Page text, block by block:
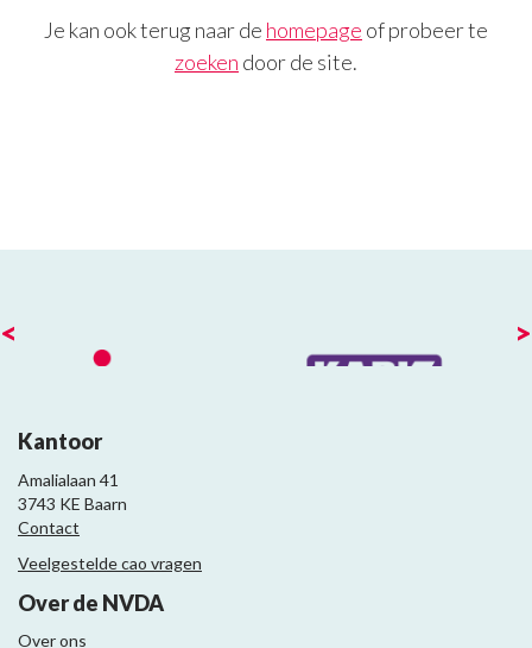
Je kan ook terug naar de homepage of probeer te
zoeken door de site.
< >
Kantoor
Amalialaan 41
3743 KE Baarn
Contact
Veelgestelde cao vragen
Over de NVDA
Over ons